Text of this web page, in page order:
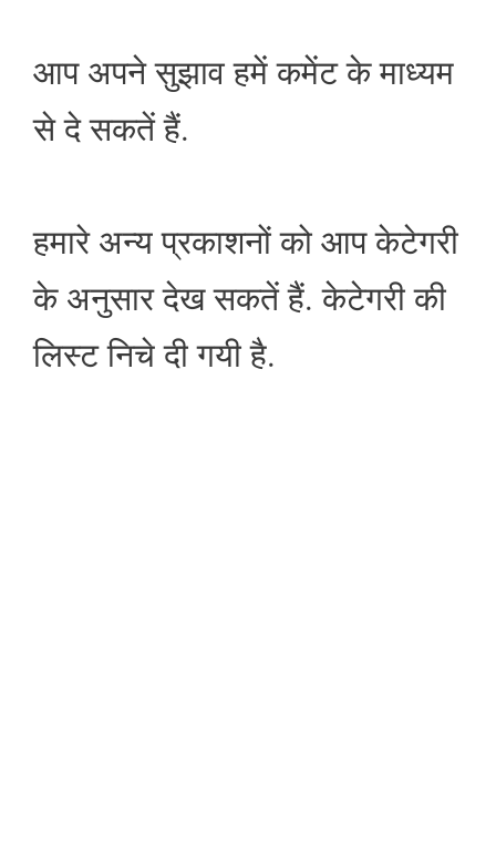
आप अपने सुझाव हमें कमेंट के माध्यम
से दे सकतें हैं.
हमारे अन्य प्रकाशनों को आप केटेगरी
के अनुसार देख सकतें हैं. केटेगरी की
लिस्ट निचे दी गयी है.